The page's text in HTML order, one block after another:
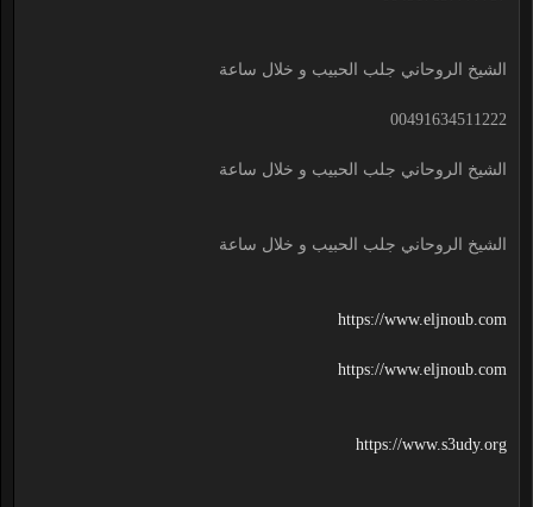
الشيخ الروحاني جلب الحبيب و خلال ساعة
00491634511222
الشيخ الروحاني جلب الحبيب و خلال ساعة
الشيخ الروحاني جلب الحبيب و خلال ساعة
https://www.eljnoub.com
https://www.eljnoub.com
https://www.s3udy.org